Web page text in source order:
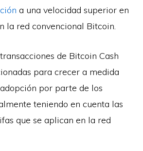
a una velocidad superior en
la red convencional Bitcoin.
de Bitcoin Cash
para crecer a medida
por parte de los
teniendo en cuenta las
que se aplican en la red